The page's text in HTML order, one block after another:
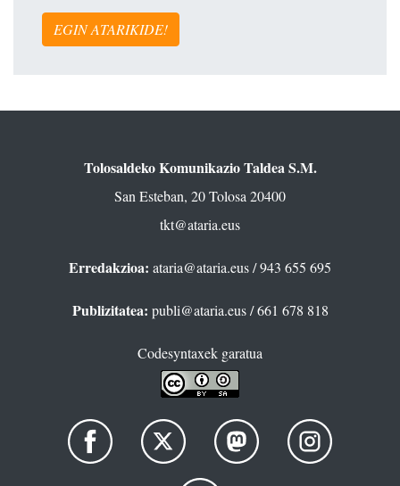
EGIN ATARIKIDE!
Tolosaldeko Komunikazio Taldea S.M.
San Esteban, 20 Tolosa 20400
tkt@ataria.eus
Erredakzioa: ataria@ataria.eus/ 943 655 695
Publizitatea: publi@ataria.eus/ 661 678 818
Codesyntaxek garatua